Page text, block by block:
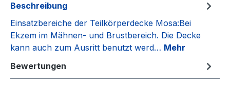
Beschreibung
Einsatzbereiche der Teilkörperdecke Mosa:Bei
Ekzem im Mähnen- und Brustbereich. Die Decke
kann auch zum Ausritt benutzt werd… Mehr
Bewertungen